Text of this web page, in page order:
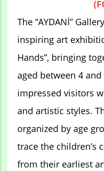
The “AYDANİ”
inspiring art
Hands”, bringing
aged between 4
impressed visitors
and artistic styles.
organized by age
trace the
from their earliest